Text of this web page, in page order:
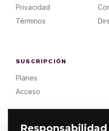
Privacidad
Términos
SUSCRIPCIÓN
Planes
Acceso